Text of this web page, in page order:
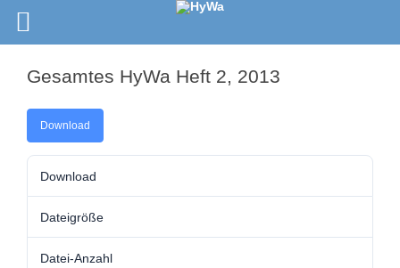
Gesamtes HyWa Heft 2, 2013
Download
Download
Dateigröße
Datei-Anzahl